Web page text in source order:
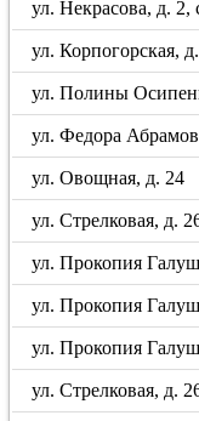
ул. Некрасова, д. 2,
ул. Корпогорская,
ул. Полины
ул. Федора
ул. Овощная, д. 24
ул. Стрелковая, д.
ул. Прокопия
ул. Прокопия
ул. Прокопия
ул. Стрелковая, д.